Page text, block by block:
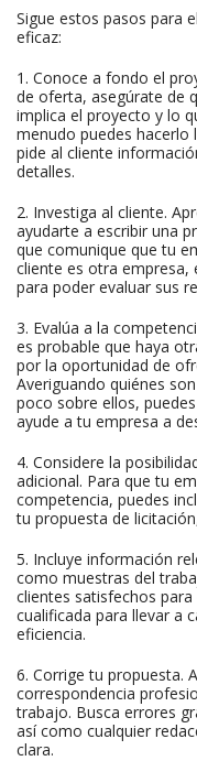
Sigue estos pasos para
eficaz:
1. Conoce a fondo el
de oferta, asegúrate de
implica el proyecto y lo
menudo puedes hacerlo
pide al cliente
detalles.
2. Investiga al cliente.
ayudarte a escribir una
que comunique que tu
cliente es otra empresa,
para poder evaluar sus
3. Evalúa a la
es probable que haya
por la oportunidad de
Averiguando quiénes
poco sobre ellos,
ayude a tu empresa a
4. Considere la
adicional. Para que tu
competencia, puedes
tu propuesta de
5. Incluye información
como muestras del
clientes satisfechos
cualificada para llevar a
eficiencia.
6. Corrige tu propuesta.
correspondencia
trabajo. Busca errores
así como cualquier
clara.